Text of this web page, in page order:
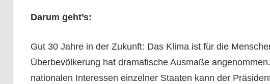
Darum geht’s:
Gut 30 Jahre in der Zukunft: Das Klima ist für die
Überbevölkerung hat dramatische Ausmaße
nationalen Interessen einzelner Staaten kann der